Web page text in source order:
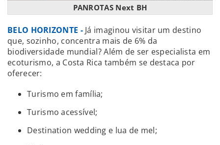
PANROTAS Next BH
BELO HORIZONTE -Já imaginou visitar um destino
que, sozinho, concentra mais de 6% da
biodiversidade mundial? Além de ser especialista em
ecoturismo, a Costa Rica também se destaca por
oferecer:
Turismo em família;
Turismo acessível;
Destination wedding e lua de mel;